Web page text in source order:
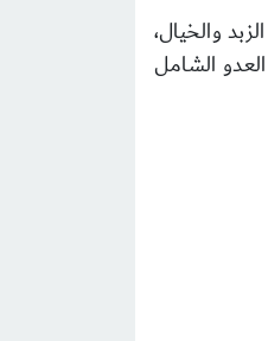
والخيال،
الشامل